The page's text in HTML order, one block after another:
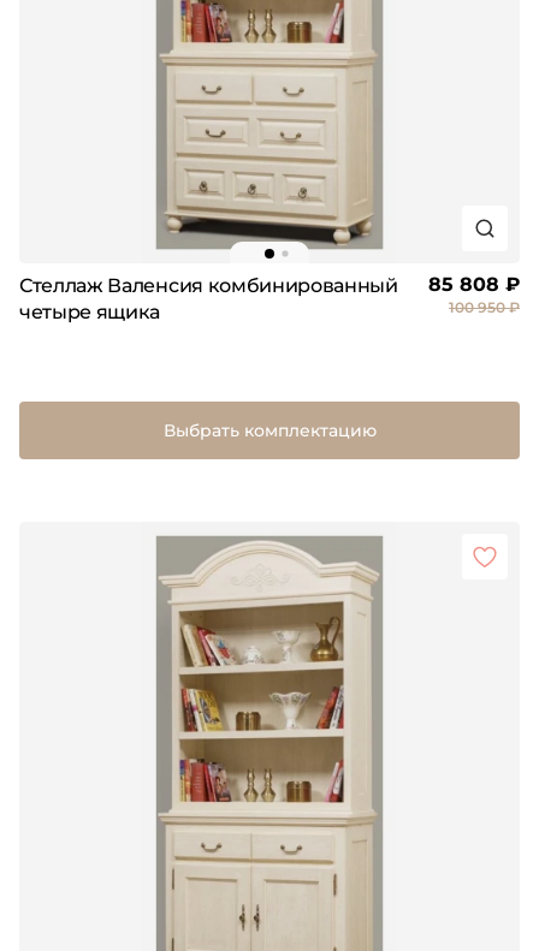
Стеллаж Валенсия комбинированный
четыре ящика
85 808 ₽
100 950 ₽
Выбрать комплектацию